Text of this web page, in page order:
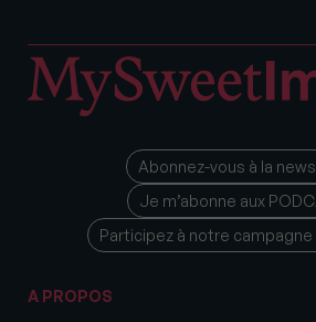
Abonnez-vous à la
Je m’abonne aux
Participez à notre
A PROPOS